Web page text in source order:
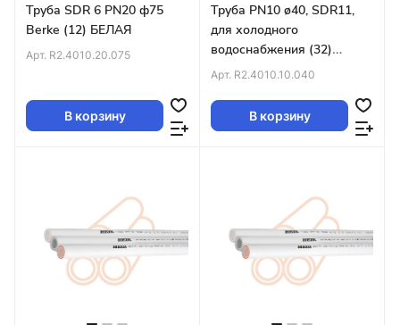
Труба SDR 6 PN20 ф75
Berke (12) БЕЛАЯ
Арт. R2.4010.20.075
В корзину
Труба PN10 ø40, SDR11,
для холодного
водоснабжения (32)
БЕЛАЯ
Арт. R2.4010.10.040
В корзину